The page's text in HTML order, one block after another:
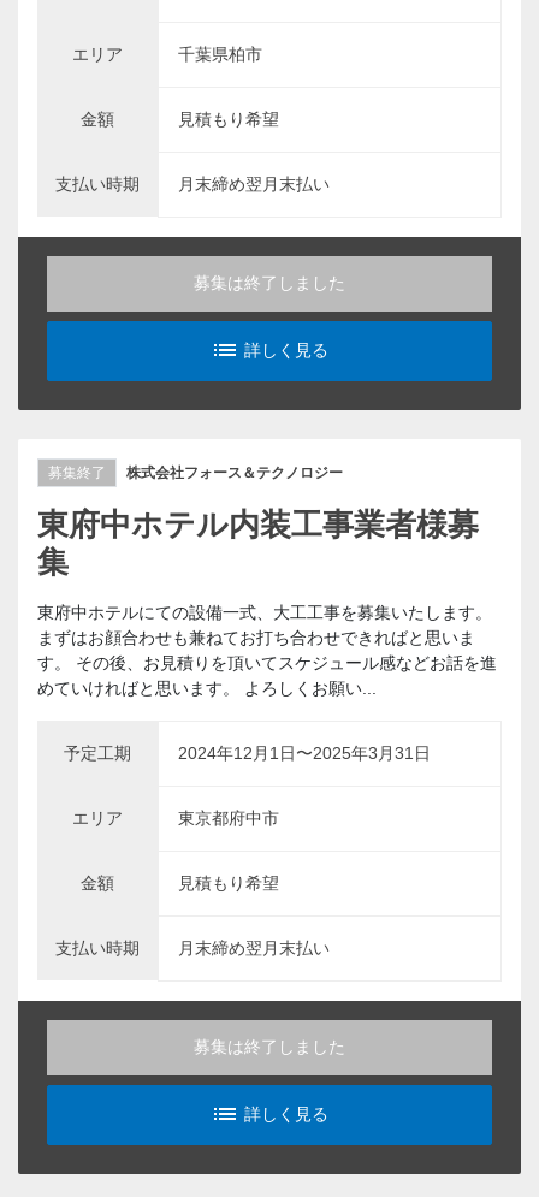
エリア 千葉県柏市
金額 見積もり希望
支払い時期 月末締め翌月末払い
募集は終了しました
list_alt
詳しく見る
募集終了 株式会社フォース＆テクノロジー
東府中ホテル内装工事業者様募
集
東府中ホテルにての設備一式、大工工事を募集いたします。
まずはお顔合わせも兼ねてお打ち合わせできればと思いま
す。 その後、お見積りを頂いてスケジュール感などお話を進
めていければと思います。 よろしくお願い...
予定工期 2024年12月1日〜2025年3月31日
エリア 東京都府中市
金額 見積もり希望
支払い時期 月末締め翌月末払い
募集は終了しました
list_alt
詳しく見る